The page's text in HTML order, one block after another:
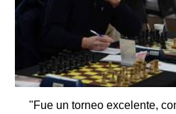
"Fue un torneo excelente,